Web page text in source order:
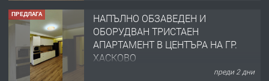
ПРЕДЛАГА
НАПЪЛНО ОБЗАВЕДЕН И
ОБОРУДВАН ТРИСТАЕН
АПАРТАМЕНТ В ЦЕНТЪРА НА ГР.
ХАСКОВО
преди 2 дни